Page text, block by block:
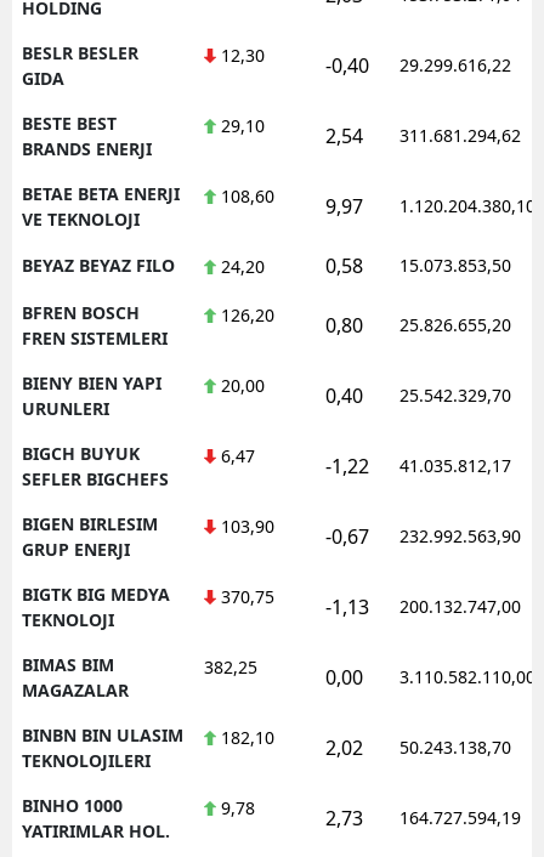
HOLDING
BESLR BESLER
GIDA
12,30 -0,40 29.299.616,22
BESTE BEST
BRANDS ENERJI
29,10 2,54 311.681.294,62
BETAE BETA ENERJI
VE TEKNOLOJI
108,60 9,97 1.120.204.380,10
BEYAZ BEYAZ FILO 24,20 0,58 15.073.853,50
BFREN BOSCH
FREN SISTEMLERI
126,20 0,80 25.826.655,20
BIENY BIEN YAPI
URUNLERI
20,00 0,40 25.542.329,70
BIGCH BUYUK
SEFLER BIGCHEFS
6,47 -1,22 41.035.812,17
BIGEN BIRLESIM
GRUP ENERJI
103,90 -0,67 232.992.563,90
BIGTK BIG MEDYA
TEKNOLOJI
370,75 -1,13 200.132.747,00
BIMAS BIM
MAGAZALAR
382,25 0,00 3.110.582.110,00
BINBN BIN ULASIM
TEKNOLOJILERI
182,10 2,02 50.243.138,70
BINHO 1000
YATIRIMLAR HOL.
9,78 2,73 164.727.594,19